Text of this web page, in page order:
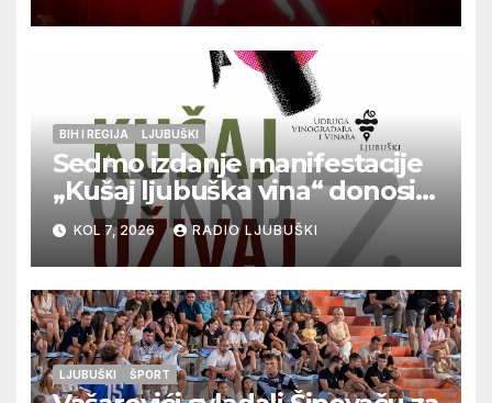
BIH I REGIJA LJUBUŠKI
Sedmo izdanje manifestacije
„Kušaj ljubuška vina“ donosi
vrhunska vina, gastronomiju i
glazbu
KOL 7, 2026 RADIO LJUBUŠKI
LJUBUŠKI ŠPORT